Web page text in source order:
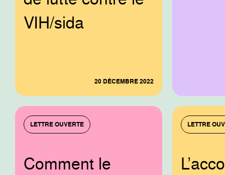
VIH/sida
20 DÉCEMBRE 2022
LETTRE OUVERTE
Comment le
LETTRE